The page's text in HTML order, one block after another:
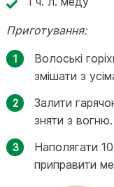
Приготування:
Волоські
змішати з
Залити
зняти з вогню.
Наполягати
приправити